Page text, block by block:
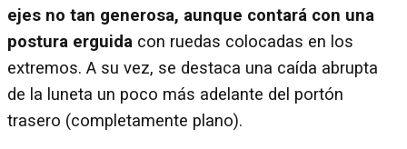
ejes no tan generosa, aunque contará con una
postura erguida con ruedas colocadas en los
extremos. A su vez, se destaca una caída abrupta
de la luneta un poco más adelante del portón
trasero (completamente plano).